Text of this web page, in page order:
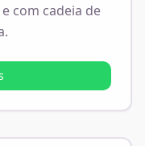
com cadeia de